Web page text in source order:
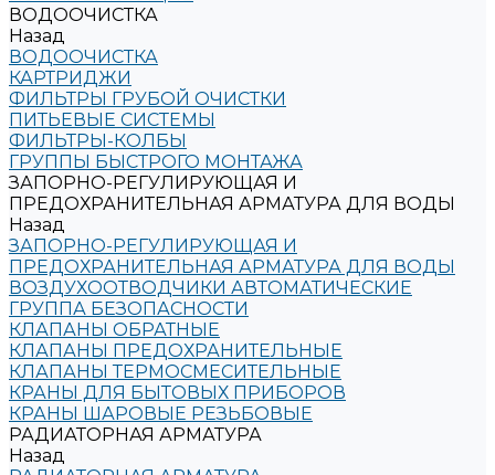
ВОДООЧИСТКА
Назад
ВОДООЧИСТКА
КАРТРИДЖИ
ФИЛЬТРЫ ГРУБОЙ ОЧИСТКИ
ПИТЬЕВЫЕ СИСТЕМЫ
ФИЛЬТРЫ-КОЛБЫ
ГРУППЫ БЫСТРОГО МОНТАЖА
ЗАПОРНО-РЕГУЛИРУЮЩАЯ И
ПРЕДОХРАНИТЕЛЬНАЯ АРМАТУРА ДЛЯ ВОДЫ
Назад
ЗАПОРНО-РЕГУЛИРУЮЩАЯ И
ПРЕДОХРАНИТЕЛЬНАЯ АРМАТУРА ДЛЯ ВОДЫ
ВОЗДУХООТВОДЧИКИ АВТОМАТИЧЕСКИЕ
ГРУППА БЕЗОПАСНОСТИ
КЛАПАНЫ ОБРАТНЫЕ
КЛАПАНЫ ПРЕДОХРАНИТЕЛЬНЫЕ
КЛАПАНЫ ТЕРМОСМЕСИТЕЛЬНЫЕ
КРАНЫ ДЛЯ БЫТОВЫХ ПРИБОРОВ
КРАНЫ ШАРОВЫЕ РЕЗЬБОВЫЕ
РАДИАТОРНАЯ АРМАТУРА
Назад